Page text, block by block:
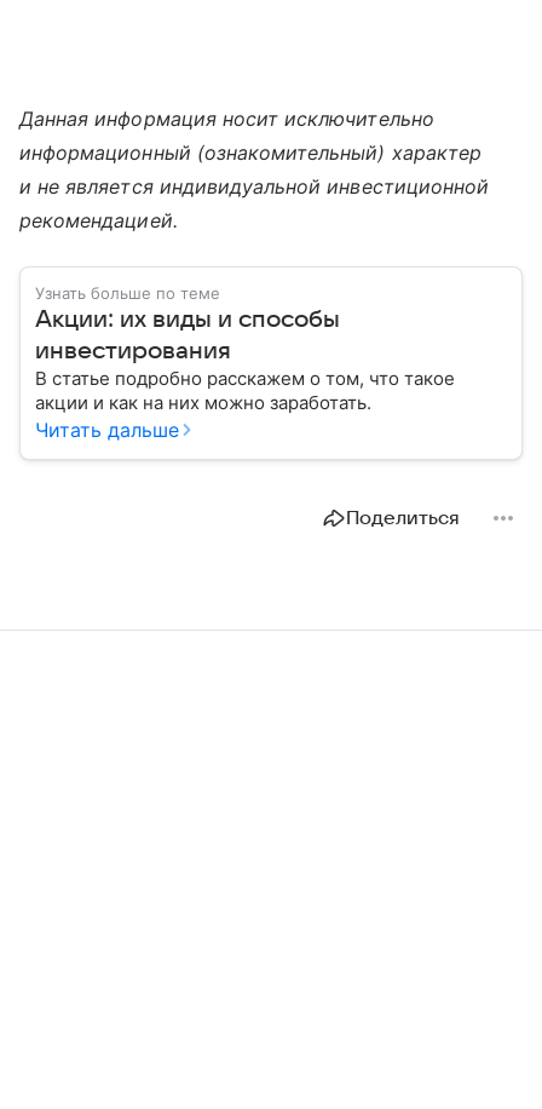
Данная информация носит исключительно
информационный (ознакомительный) характер
и не является индивидуальной инвестиционной
рекомендацией.
Узнать больше по теме
Акции: их виды и способы
инвестирования
В статье подробно расскажем о том, что такое
акции и как на них можно заработать.
Читать дальше
Поделиться